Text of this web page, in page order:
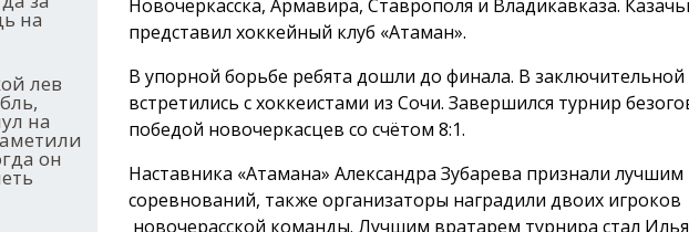
на
лев
на
он
Новочеркасска, Армавира, Ставрополя и Владикавказа.
представил хоккейный клуб «Атаман».
В упорной борьбе ребята дошли до финала. В заключительной
встретились с хоккеистами из Сочи. Завершился турнир
победой новочеркасцев со счётом 8:1.
Наставника «Атамана» Александра Зубарева признали
соревнований, также организаторы наградили двоих игроков
новочерасской команды. Лучшим вратарем турнира стал